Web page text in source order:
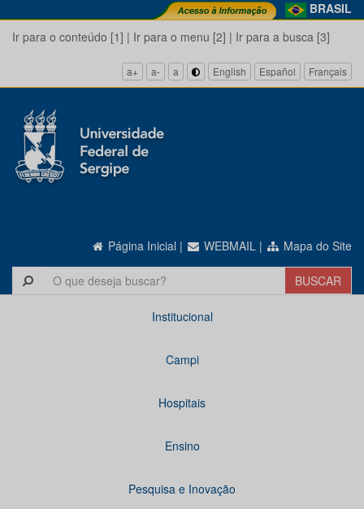
BRASIL
Ir para o conteúdo [1] | Ir para o menu [2] | Ir para a busca [3]
a+ a- a English Español Français
Página Inicial | WEBMAIL | Mapa do Site
Institucional
Campi
Hospitais
Ensino
Pesquisa e Inovação